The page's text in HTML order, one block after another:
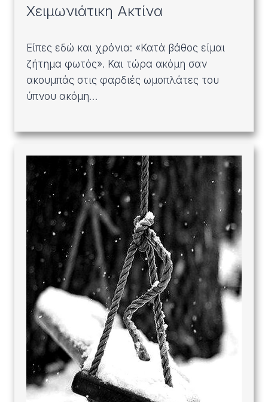
Χειμωνιάτικη Ακτίνα
Είπες εδώ και χρόνια: «Κατά βάθος είμαι
ζήτημα φωτός». Και τώρα ακόμη σαν
ακουμπάς στις φαρδιές ωμοπλάτες του
ύπνου ακόμη…